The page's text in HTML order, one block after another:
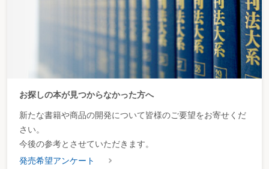
お探しの本が見つからなかった方へ
新たな書籍や商品の開発について皆様のご要望をお寄せくだ
さい。
今後の参考とさせていただきます。
発売希望アンケート